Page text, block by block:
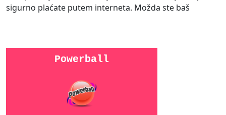
sigurno plaćate putem interneta. Možda ste baš